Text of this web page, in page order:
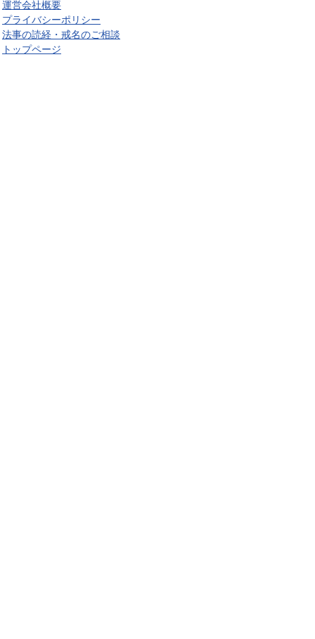
運営会社概要
プライバシーポリシー
法事の読経・戒名のご相談
トップページ